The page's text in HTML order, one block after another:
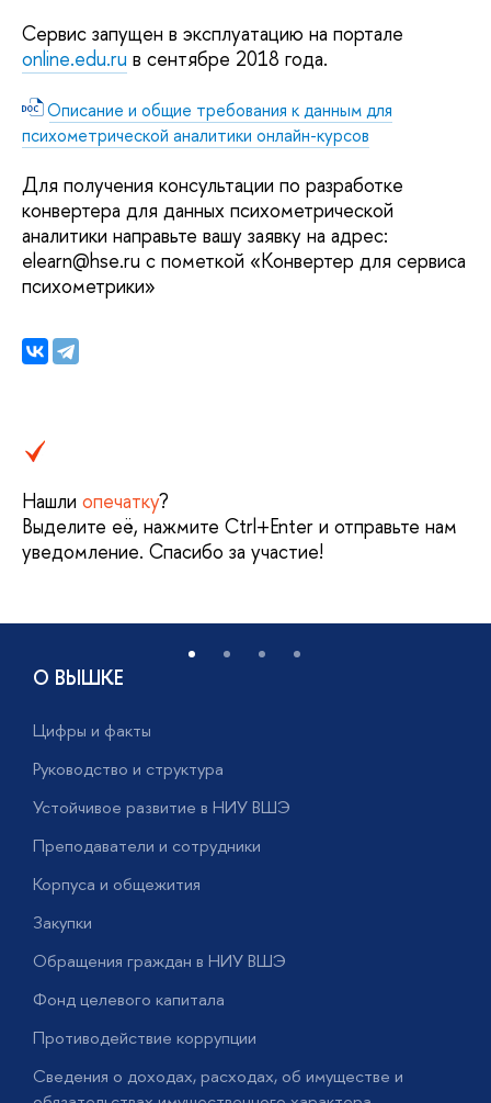
Сервис запущен в эксплуатацию на портале
online.edu.ru в сентябре 2018 года.
Описание и общие требования к данным для
психометрической аналитики онлайн-курсов
Для получения консультации по разработке
конвертера для данных психометрической
аналитики направьте вашу заявку на адрес:
elearn@hse.ru с пометкой «Конвертер для сервиса
психометрики»
Нашли опечатку?
Выделите её, нажмите Ctrl+Enter и отправьте нам
уведомление. Спасибо за участие!
О ВЫШКЕ
Цифры и факты
Руководство и структура
Устойчивое развитие в НИУ ВШЭ
Преподаватели и сотрудники
Корпуса и общежития
Закупки
Обращения граждан в НИУ ВШЭ
Фонд целевого капитала
Противодействие коррупции
Сведения о доходах, расходах, об имуществе и